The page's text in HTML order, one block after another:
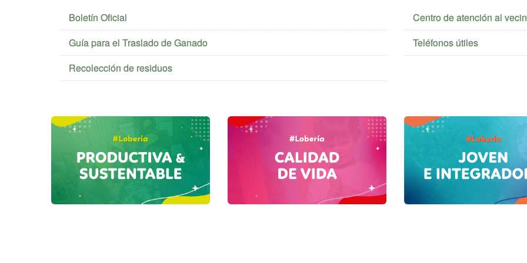
Boletín Oficial
Guía para el Traslado de Ganado
Recolección de residuos
Centro de atención al
Teléfonos útiles